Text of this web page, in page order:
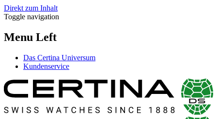
Direkt zum Inhalt
Toggle navigation
Menu Left
Das Certina Universum
Kundenservice